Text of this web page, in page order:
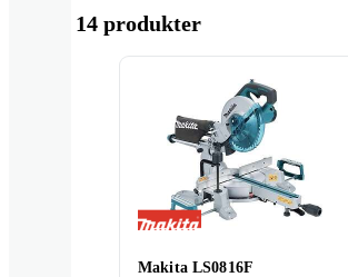
14 produkter
Makita LS0816F